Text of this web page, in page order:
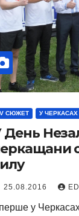
СЮЖЕТ У ЧЕРКАСАХ
День
25.08.2016
у Черкасах